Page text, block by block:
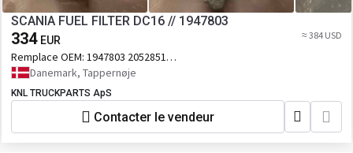
SCANIA FUEL FILTER DC16 // 1947803
334 EUR ≈ 384 USD
Remplace OEM: 1947803 2052851
2085147 2094502 2163024 2266723
Danemark, Tappernøje
KNL TRUCKPARTS ApS
Contacter le vendeur